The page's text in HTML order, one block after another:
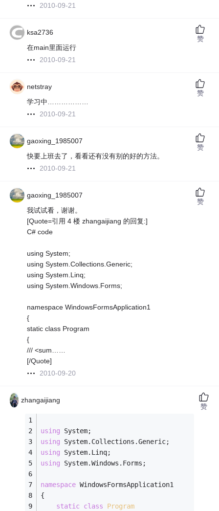
2010-09-21
ksa2736
在main里面运行
2010-09-21
赞
netstray
学习中………………
2010-09-21
赞
gaoxing_1985007
快要上班去了，看看还有没有别的好的方法。
2010-09-21
赞
gaoxing_1985007
我试试看，谢谢。
[Quote=引用 4 楼 zhangaijiang 的回复:]
C# code
using System;
using System.Collections.Generic;
using System.Linq;
using System.Windows.Forms;
namespace WindowsFormsApplication1
{
static class Program
{
/// <sum……
[/Quote]
2010-09-20
赞
zhangaijiang
using System;
using System.Collections.Generic;
using System.Linq;
using System.Windows.Forms;
namespace WindowsFormsApplication1
{
static class
Program
赞